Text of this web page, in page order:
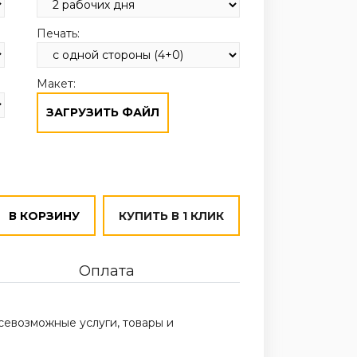
Печать:
Макет:
ЗАГРУЗИТЬ ФАЙЛ
В КОРЗИНУ КУПИТЬ В 1 КЛИК
Оплата
услуги, товары и